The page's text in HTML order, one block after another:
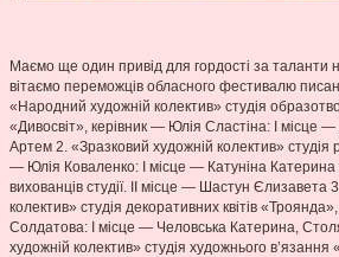
Маємо ще один привід для гордості за таланти
вітаємо переможців обласного фестивалю
«Народний художній колектив» студія
«Дивосвіт», керівник — Юлія Сластіна: І місце
Артем 2. «Зразковий художній колектив» студія
— Юлія Коваленко: І місце — Катуніна Катерина
вихованців студії. ІІ місце — Шастун Єлизавета
колектив» студія декоративних квітів
Солдатова: І місце — Человська Катерина,
художній колектив» студія художнього в’язання